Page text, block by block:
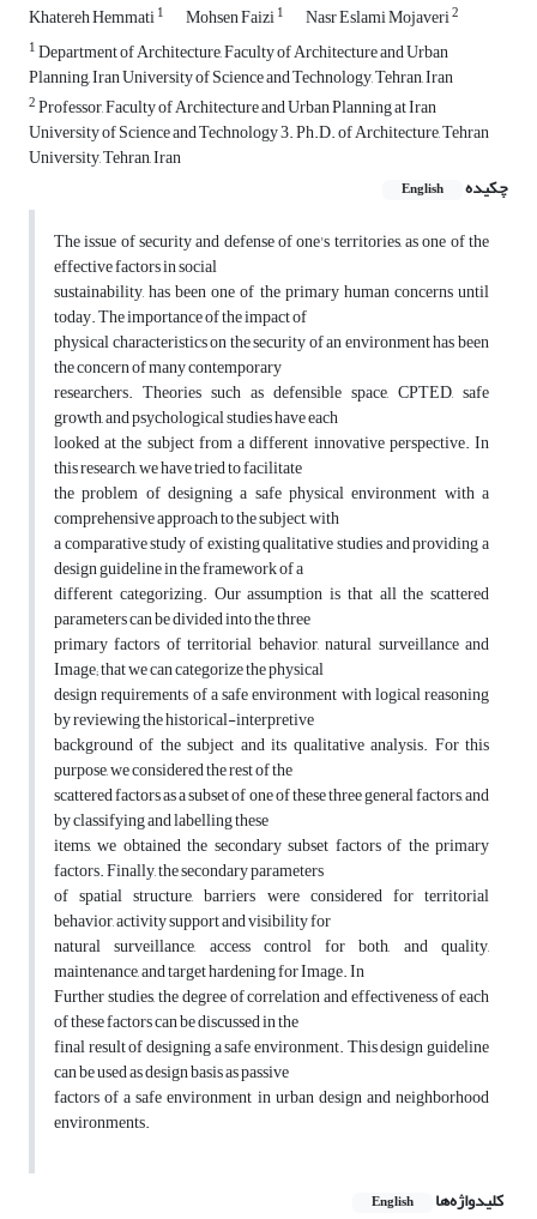
Khatereh Hemmati1 Mohsen Faizi1 Nasr Eslami Mojaveri2
1Department of Architecture, Faculty of Architecture and Urban
Planning, Iran University of Science and Technology, Tehran, Iran
2Professor, Faculty of Architecture and Urban Planning at Iran
University of Science and Technology 3. Ph.D. of Architecture, Tehran
University, Tehran, Iran
چکیده
English
The issue of security and defense of one's territories, as one of the
effective factors in social
sustainability, has been one of the primary human concerns until
today. The importance of the impact of
physical characteristics on the security of an environment has been
the concern of many contemporary
researchers. Theories such as defensible space, CPTED, safe
growth, and psychological studies have each
looked at the subject from a different innovative perspective. In
this research, we have tried to facilitate
the problem of designing a safe physical environment with a
comprehensive approach to the subject, with
a comparative study of existing qualitative studies and providing a
design guideline in the framework of a
different categorizing. Our assumption is that all the scattered
parameters can be divided into the three
primary factors of territorial behavior, natural surveillance and
Image; that we can categorize the physical
design requirements of a safe environment with logical reasoning
by reviewing the historical-interpretive
background of the subject and its qualitative analysis. For this
purpose, we considered the rest of the
scattered factors as a subset of one of these three general factors, and
by classifying and labelling these
items, we obtained the secondary subset factors of the primary
factors. Finally, the secondary parameters
of spatial structure, barriers were considered for territorial
behavior, activity support and visibility for
natural surveillance, access control for both, and quality,
maintenance, and target hardening for Image. In
Further studies, the degree of correlation and effectiveness of each
of these factors can be discussed in the
final result of designing a safe environment. This design guideline
can be used as design basis as passive
factors of a safe environment in urban design and neighborhood
environments.
کلیدواژه‌ها English